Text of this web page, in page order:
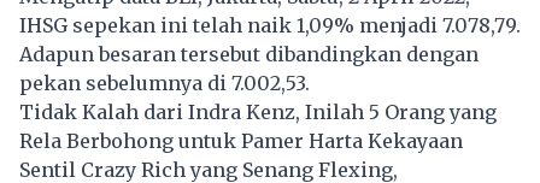
IHSG sepekan ini telah naik 1,09% menjadi 7.078,79.
Adapun besaran tersebut dibandingkan dengan
pekan sebelumnya di 7.002,53.
Tidak Kalah dari Indra Kenz, Inilah 5 Orang yang
Rela Berbohong untuk Pamer Harta Kekayaan
Sentil Crazy Rich yang Senang Flexing,